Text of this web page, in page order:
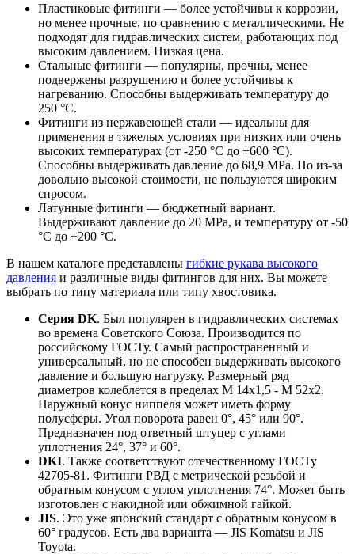
Пластиковые фитинги — более устойчивы к коррозии,
но менее прочные, по сравнению с металлическими. Не
подходят для гидравлических систем, работающих под
высоким давлением. Низкая цена.
Стальные фитинги — популярны, прочны, менее
подвержены разрушению и более устойчивы к
нагреванию. Способны выдерживать температуру до
250 °С.
Фитинги из нержавеющей стали — идеальны для
применения в тяжелых условиях при низких или очень
высоких температурах (от -250 °С до +600 °С).
Способны выдерживать давление до 68,9 MPa. Но из-за
довольно высокой стоимости, не пользуются широким
спросом.
Латунные фитинги — бюджетный вариант.
Выдерживают давление до 20 MPa, и температуру от -50
°С до +200 °С.
В нашем каталоге представлены гибкие рукава высокого
давления и различные виды фитингов для них. Вы можете
выбрать по типу материала или типу хвостовика.
Серия DK. Был популярен в гидравлических системах
во времена Советского Союза. Производится по
российскому ГОСТу. Самый распространенный и
универсальный, но не способен выдерживать высокого
давление и большую нагрузку. Размерный ряд
диаметров колеблется в пределах М 14x1,5 - М 52x2.
Наружный конус ниппеля может иметь форму
полусферы. Угол поворота равен 0°, 45° или 90°.
Предназначен под ответный штуцер с углами
уплотнения 24°, 37° и 60°.
DKI. Также соответствуют отечественному ГОСТу
42705-81. Фитинги РВД с метрической резьбой и
обратным конусом с углом уплотнения 74°. Может быть
изготовлен с накидной или обжимной гайкой.
JIS. Это уже японский стандарт с обратным конусом в
60° градусов. Есть два варианта — JIS Komatsu и JIS
Toyota.